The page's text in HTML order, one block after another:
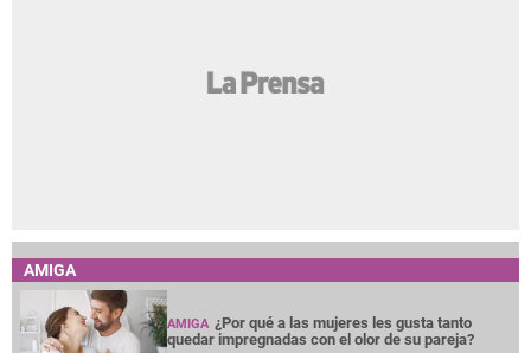
AMIGA
AMIGA ¿Por qué a las mujeres les gusta tanto
quedar impregnadas con el olor de su pareja?